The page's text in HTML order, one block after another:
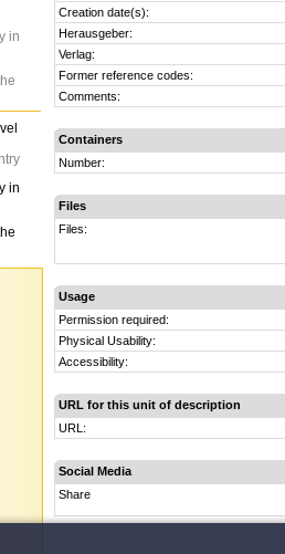
Creation date(s):
Herausgeber:
Verlag:
Former reference codes:
Comments:
Containers
Number:
Files
Files:
Usage
Permission required:
Physical Usability:
Accessibility:
URL for this unit of description
URL:
Social Media
Share
in
in